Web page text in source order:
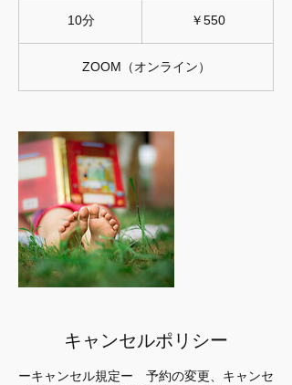
10分1
￥550
ZOOM（オンライン）
キャンセルポリシー
ーキャンセル規定ー 予約の変更、キャンセ